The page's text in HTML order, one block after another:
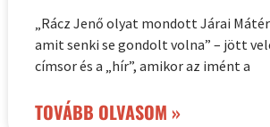
„Rácz Jenő olyat mondott Járai
amit senki se gondolt volna” – jött
címsor és a „hír”, amikor az imént a
TOVÁBB OLVASOM »